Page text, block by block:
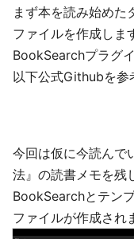
まず本を読み始め
ファイルを作成しま
BookSearchプラグ
以下公式Githubを参
今回は仮に今読んで
法』の読書メモを残
BookSearchとテン
ファイルが作成され